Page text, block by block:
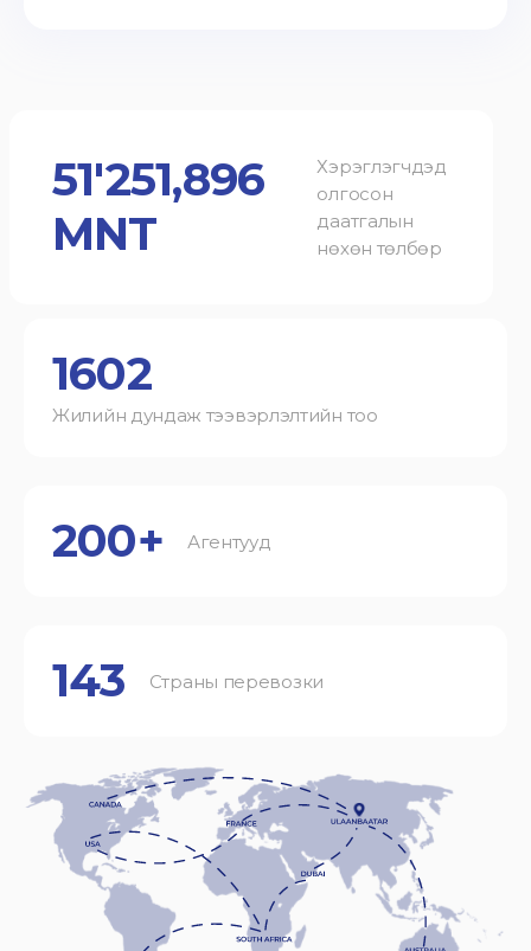
51'251,896
MNT
Хэрэглэгчдэд
олгосон
даатгалын
нөхөн төлбөр
1602
Жилийн дундаж тээвэрлэлтийн тоо
200+ Агентууд
143 Страны перевозки